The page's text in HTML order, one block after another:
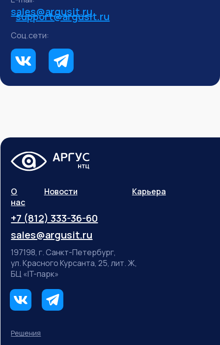
Соц.сети:
support@argusit.ru
sales@argusit.ru
Решения
О
нас
+7 (812) 333-36-60
sales@argusit.ru
Новости Карьера
197198, г. Санкт-Петербург,
ул. Красного Курсанта, 25, лит. Ж,
БЦ «IT-парк»